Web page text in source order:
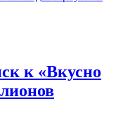
к «Вкусно